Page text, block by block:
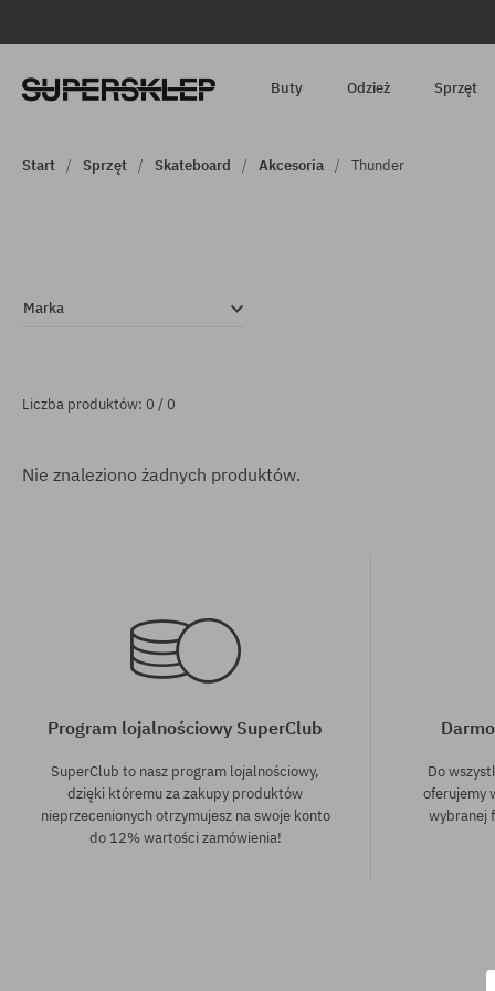
Buty Odzież Sprzęt
Start Sprzęt Skateboard Akcesoria Thunder
Marka
Liczba produktów: 0 / 0
Nie znaleziono żadnych produktów.
Program lojalnościowy SuperClub
SuperClub to nasz program lojalnościowy,
dzięki któremu za zakupy produktów
nieprzecenionych otrzymujesz na swoje konto
do 12% wartości zamówienia!
Do
oferujemy
wybranej